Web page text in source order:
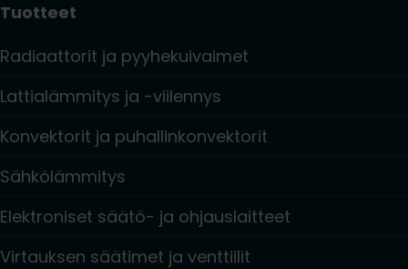
Tuotteet
Radiaattorit ja pyyhekuivaimet
Lattialämmitys ja -viilennys
Konvektorit ja puhallinkonvektorit
Sähkölämmitys
Elektroniset säätö- ja ohjauslaitteet
Virtauksen säätimet ja venttiilit